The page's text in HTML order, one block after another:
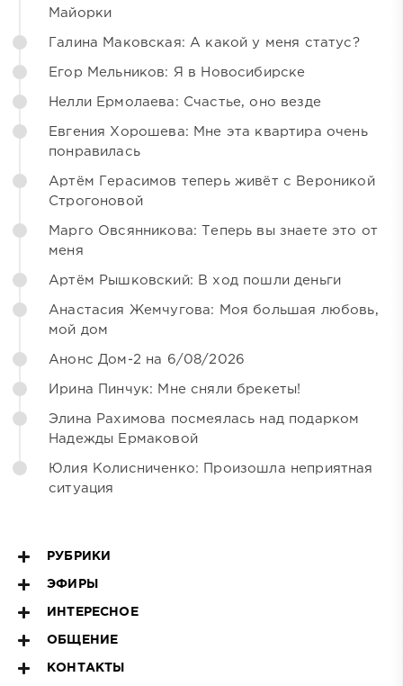
Майорки
Галина Маковская: А какой у меня статус?
Егор Мельников: Я в Новосибирске
Нелли Ермолаева: Счастье, оно везде
Евгения Хорошева: Мне эта квартира очень
понравилась
Артём Герасимов теперь живёт с Вероникой
Строгоновой
Марго Овсянникова: Теперь вы знаете это от
меня
Артём Рышковский: В ход пошли деньги
Анастасия Жемчугова: Моя большая любовь,
мой дом
Анонс Дом-2 на 6/08/2026
Ирина Пинчук: Мне сняли брекеты!
Элина Рахимова посмеялась над подарком
Надежды Ермаковой
Юлия Колисниченко: Произошла неприятная
ситуация
РУБРИКИ
ЭФИРЫ
ИНТЕРЕСНОЕ
ОБЩЕНИЕ
КОНТАКТЫ